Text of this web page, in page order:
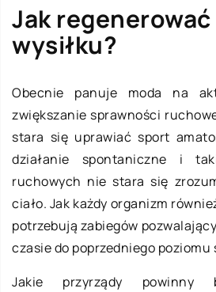
Jak
wysiłku?
Obecnie panuje moda na
zwiększanie sprawności
stara się uprawiać sport
działanie spontaniczne i
ruchowych nie stara się
ciało. Jak każdy organizm
potrzebują zabiegów
czasie do poprzedniego poziomu
Jakie przyrządy powinny